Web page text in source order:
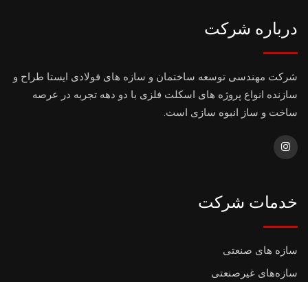
درباره شرکت
شرکت مهندسی توسعه ساختمان و سازه های فولادی ایستا طراح و
سازنده انواع پروژه های اسکلت فلزی با دو دهه تجربه در عرصه
ساخت و ساز انبوه سازی است.
خدمات شرکت
سازه های صنعتی
سازه‌های غیرصنعتی